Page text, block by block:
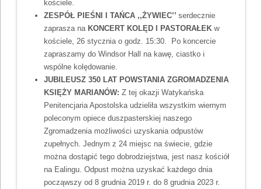
kościele.
ZESPÓŁ PIEŚNI I TAŃCA ,,ŻYWIEC’’serdecznie
zaprasza na KONCERT KOLĘD I PASTORAŁEKw
kościele, 26 stycznia o godz. 15:30. Po koncercie
zapraszamy do Windsor Hall na kawę, ciastko i
wspólne kolędowanie.
JUBILEUSZ 350 LAT POWSTANIA ZGROMADZENIA
KSIĘŻY MARIANÓW:Z tej okazji Watykańska
Penitencjaria Apostolska udzieliła wszystkim wiernym
poleconym opiece duszpasterskiej naszego
Zgromadzenia możliwości uzyskania odpustów
zupełnych. Jednym z 24 miejsc na świecie, gdzie
można dostąpić tego dobrodziejstwa, jest nasz kościół
na Ealingu. Odpust można uzyskać każdego dnia
począwszy od 8 grudnia 2019 r. do 8 grudnia 2023 r.